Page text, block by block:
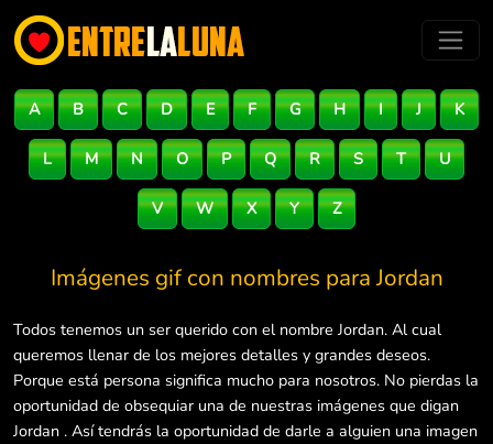
A B C D E F G H I J K
L M N O P Q R S T U
V W X Y Z
Imágenes gif con nombres paraJordan
Todos tenemos un ser querido con el nombre Jordan. Al cual
queremos llenar de los mejores detalles y grandes deseos.
Porque está persona significa mucho para nosotros. No pierdas la
oportunidad de obsequiar una de nuestras imágenes que digan
Jordan . Así tendrás la oportunidad de darle a alguien una imagen